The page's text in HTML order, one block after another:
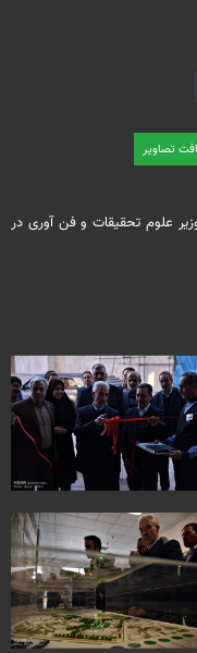
تصاویر
علوم تحقیقات و فن آوری در